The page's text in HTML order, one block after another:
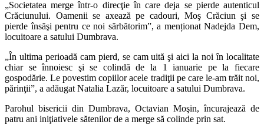
„Societatea merge într-o direcţie în care deja se pierde autenticul
Crăciunului. Oamenii se axează pe cadouri, Moş Crăciun şi se
pierde însăşi pentru ce noi sărbătorim”, a menționat Nadejda Dem,
locuitoare a satului Dumbrava.
„În ultima perioadă cam pierd, se cam uită şi aici la noi în localitate
chiar se înnoiesc şi se colindă de la 1 ianuarie pe la fiecare
gospodărie. Le povestim copiilor acele tradiţii pe care le-am trăit noi,
părinţii”, a adăugat Natalia Lazăr, locuitoare a satului Dumbrava.
Parohul bisericii din Dumbrava, Octavian Moşin, încurajează de
patru ani iniţiativele sătenilor de a merge să colinde prin sat.